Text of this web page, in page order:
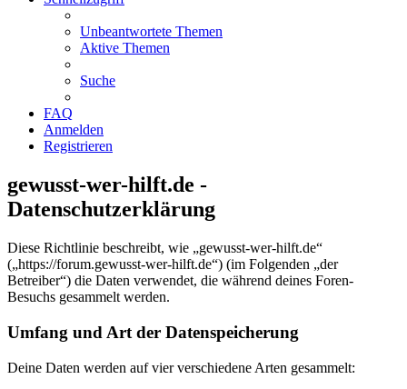
Unbeantwortete Themen
Aktive Themen
Suche
FAQ
Anmelden
Registrieren
gewusst-wer-hilft.de -
Datenschutzerklärung
Diese Richtlinie beschreibt, wie „gewusst-wer-hilft.de“
(„https://forum.gewusst-wer-hilft.de“) (im Folgenden „der
Betreiber“) die Daten verwendet, die während deines Foren-
Besuchs gesammelt werden.
Umfang und Art der Datenspeicherung
Deine Daten werden auf vier verschiedene Arten gesammelt: